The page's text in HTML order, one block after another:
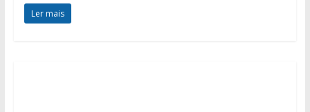
Ler mais